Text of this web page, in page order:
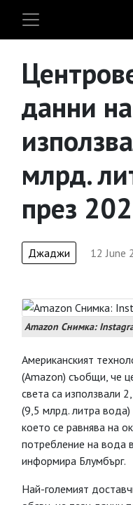
данни
млрд.
през
Джаджи 12 June
Amazon Снимка:
Американският
(Amazon) съобщи, че
света са използвали
(9,5 млрд. литра
което се равнява на
потребление на вода
информира Блумбърг.
Най-големият